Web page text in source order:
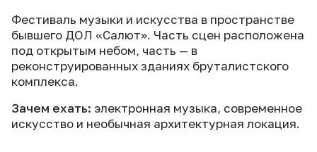
Фестиваль музыки и искусства в пространстве
бывшего ДОЛ «Салют». Часть сцен расположена
под открытым небом, часть — в
реконструированных зданиях бруталистского
комплекса.
Зачем ехать: электронная музыка, современное
искусство и необычная архитектурная локация.